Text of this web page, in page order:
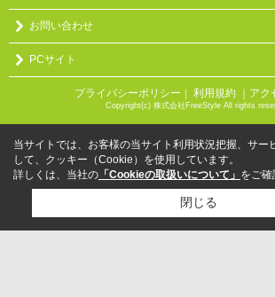
お問い合わせ
PCサイト
プライバシーポリシー 利用規約 ｜ア
Copyright(c) 株式会社FreeStyle All rights
当サイトでは、お客様の当サイト利用状況把握、サー
して、クッキー（Cookie）を使用しています。
詳しくは、当社の 「Cookieの取扱いについて」 をご確
閉じる